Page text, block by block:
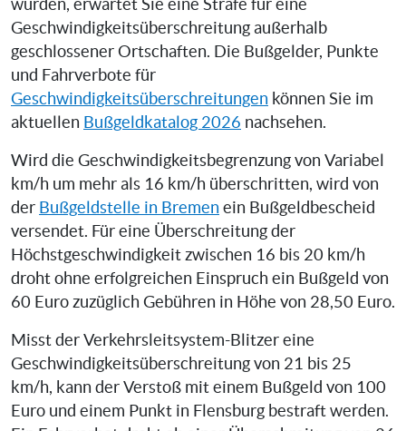
wurden, erwartet Sie eine Strafe für eine
Geschwindigkeitsüberschreitung außerhalb
geschlossener Ortschaften. Die Bußgelder, Punkte
und Fahrverbote für
Geschwindigkeitsüberschreitungen können Sie im
aktuellen Bußgeldkatalog 2026 nachsehen.
Wird die Geschwindigkeitsbegrenzung von Variabel
km/h um mehr als 16 km/h überschritten, wird von
der Bußgeldstelle in Bremen ein Bußgeldbescheid
versendet. Für eine Überschreitung der
Höchstgeschwindigkeit zwischen 16 bis 20 km/h
droht ohne erfolgreichen Einspruch ein Bußgeld von
60 Euro zuzüglich Gebühren in Höhe von 28,50 Euro.
Misst der Verkehrsleitsystem-Blitzer eine
Geschwindigkeitsüberschreitung von 21 bis 25
km/h, kann der Verstoß mit einem Bußgeld von 100
Euro und einem Punkt in Flensburg bestraft werden.